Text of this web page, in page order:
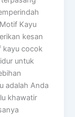
Kayu
kesan
kayu cocok
untuk
adalah Anda
khawatir